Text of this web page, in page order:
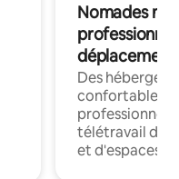
Nomades
déplacement
Des
confortables
professionnels
télétravail
et d'espaces